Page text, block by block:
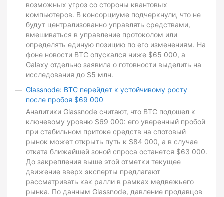
возможных угроз со стороны квантовых
компьютеров. В консорциуме подчеркнули, что не
будут централизованно управлять средствами,
вмешиваться в управление протоколом или
определять единую позицию по его изменениям. На
фоне новости BTC опускался ниже $65 000, а
Galaxy отдельно заявила о готовности выделить на
исследования до $5 млн.
Glassnode: BTC перейдет к устойчивому росту
после пробоя $69 000
Аналитики Glassnode считают, что BTC подошел к
ключевому уровню $69 000: его уверенный пробой
при стабильном притоке средств на спотовый
рынок может открыть путь к $84 000, а в случае
отката ближайшей зоной спроса останется $63 000.
До закрепления выше этой отметки текущее
движение вверх эксперты предлагают
рассматривать как ралли в рамках медвежьего
рынка. По данным Glassnode, давление продавцов